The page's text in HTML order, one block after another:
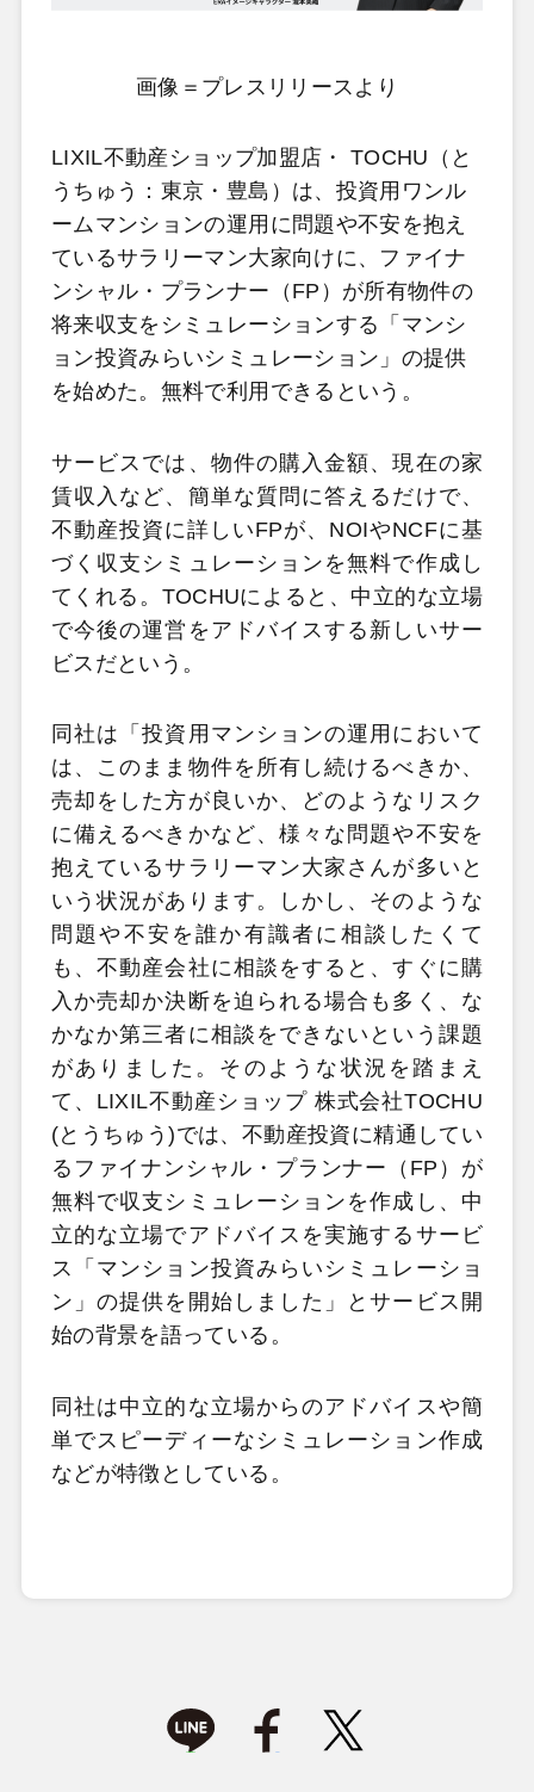
画像＝プレスリリースより
LIXIL不動産ショップ加盟店・ TOCHU（と
うちゅう：東京・豊島）は、投資用ワンル
ームマンションの運用に問題や不安を抱え
ているサラリーマン大家向けに、ファイナ
ンシャル・プランナー（FP）が所有物件の
将来収支をシミュレーションする「マンシ
ョン投資みらいシミュレーション」の提供
を始めた。無料で利用できるという。
サービスでは、物件の購入金額、現在の家
賃収入など、簡単な質問に答えるだけで、
不動産投資に詳しいFPが、NOIやNCFに基
づく収支シミュレーションを無料で作成し
てくれる。TOCHUによると、中立的な立場
で今後の運営をアドバイスする新しいサー
ビスだという。
同社は「投資用マンションの運用において
は、このまま物件を所有し続けるべきか、
売却をした方が良いか、どのようなリスク
に備えるべきかなど、様々な問題や不安を
抱えているサラリーマン大家さんが多いと
いう状況があります。しかし、そのような
問題や不安を誰か有識者に相談したくて
も、不動産会社に相談をすると、すぐに購
入か売却か決断を迫られる場合も多く、な
かなか第三者に相談をできないという課題
がありました。そのような状況を踏まえ
て、LIXIL不動産ショップ 株式会社TOCHU
(とうちゅう)では、不動産投資に精通してい
るファイナンシャル・プランナー（FP）が
無料で収支シミュレーションを作成し、中
立的な立場でアドバイスを実施するサービ
ス「マンション投資みらいシミュレーショ
ン」の提供を開始しました」とサービス開
始の背景を語っている。
同社は中立的な立場からのアドバイスや簡
単でスピーディーなシミュレーション作成
などが特徴としている。